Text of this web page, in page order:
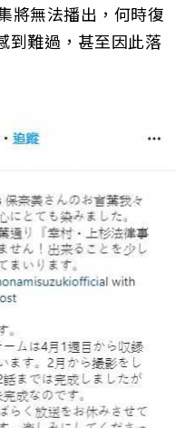
將無法播出，何時復
到難過，甚至因此落